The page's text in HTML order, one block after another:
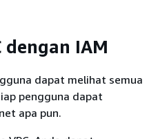
IAM
dapat melihat semua
pengguna dapat
apa pun.